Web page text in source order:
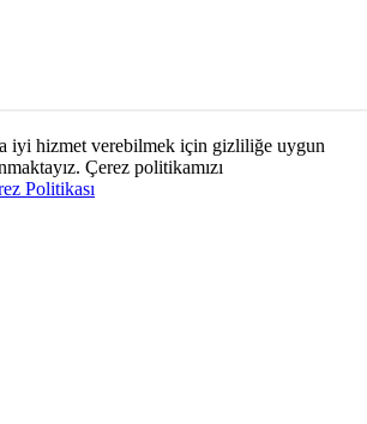
iyi hizmet verebilmek için gizliliğe uygun
Çerez politikamızı
Politikası